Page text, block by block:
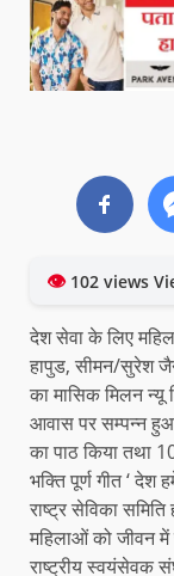
👁102 views
देश सेवा के लिए
हापुड, सीमन/सुरेश
का मासिक मिलन न्यू
आवास पर सम्पन्न
का पाठ किया तथा
भक्ति पूर्ण गीत ‘ देश
राष्ट्र सेविका
महिलाओं को जीवन में
राष्ट्रीय स्वयंसेवक